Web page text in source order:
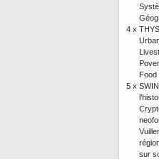
4 x
Food
5 x
sur